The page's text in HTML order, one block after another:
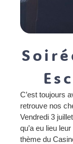
C’est toujours
retrouve nos
Vendredi 3
qu’a eu lieu
thème du